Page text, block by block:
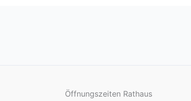
Öffnungszeiten Rathaus